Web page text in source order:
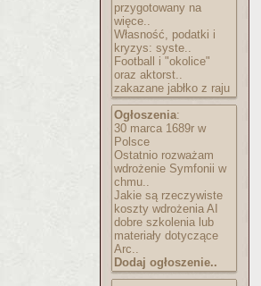
przygotowany na
więce..
Własność, podatki i
kryzys: syste..
Football i "okolice"
oraz aktorst..
zakazane jabłko z raju
Ogłoszenia:
30 marca 1689r w
Polsce
Ostatnio rozważam
wdrożenie Symfonii w
chmu..
Jakie są rzeczywiste
koszty wdrożenia AI
dobre szkolenia lub
materiały dotyczące
Arc..
Dodaj ogłoszenie..